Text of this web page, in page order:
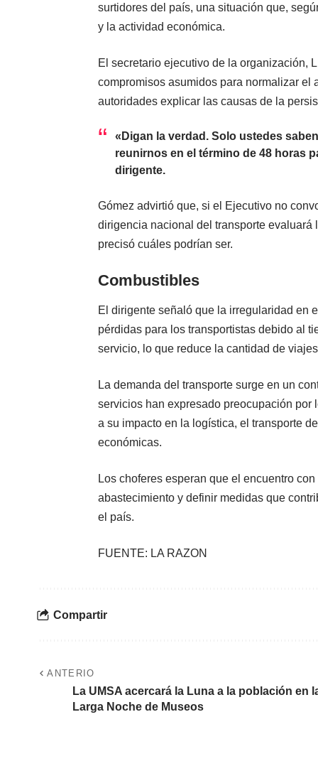
surtidores del país, una situación que,
y la actividad económica.
El secretario ejecutivo de la organización,
compromisos asumidos para normalizar
autoridades explicar las causas de la
«Digan la verdad. Solo ustedes
reunirnos en el término de 48 horas
dirigente.
Gómez advirtió que, si el Ejecutivo no
dirigencia nacional del transporte
precisó cuáles podrían ser.
Combustibles
El dirigente señaló que la irregularidad en
pérdidas para los transportistas debido al
servicio, lo que reduce la cantidad de
La demanda del transporte surge en un
servicios han expresado preocupación
a su impacto en la logística, el transporte
económicas.
Los choferes esperan que el encuentro
abastecimiento y definir medidas que
el país.
FUENTE: LA RAZON
Compartir
ANTERIO
La UMSA acercará la Luna a la población en
Larga Noche de Museos